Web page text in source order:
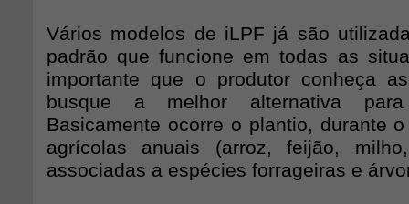
Vários modelos de iLPF já são
padrão que funcione em todas as
importante que o produtor conheça
busque a melhor alternativa
Basicamente ocorre o plantio, durante
agrícolas anuais (arroz, feijão,
associadas a espécies forrageiras e